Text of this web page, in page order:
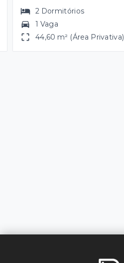
2 Dormitórios
1 Vaga
44,60 m² (Área Privativa)